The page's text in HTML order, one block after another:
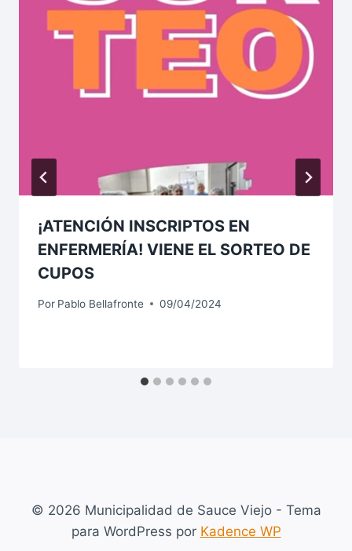
¡ATENCIÓN INSCRIPTOS EN
ENFERMERÍA! VIENE EL SORTEO DE
CUPOS
Por Pablo Bellafronte 09/04/2024
© 2026 Municipalidad de Sauce Viejo - Tema
para WordPress por Kadence WP